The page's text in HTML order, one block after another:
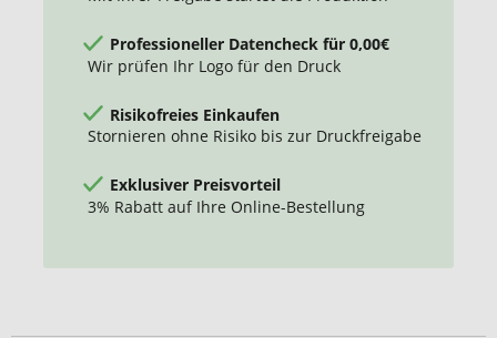
individueller
Pralinenschachtel
Professioneller Datencheck für 0,00€
Wir prüfen Ihr Logo für den Druck
Risikofreies Einkaufen
Stornieren ohne Risiko bis zur Druckfreigabe
Exklusiver Preisvorteil
3% Rabatt auf Ihre Online-Bestellung